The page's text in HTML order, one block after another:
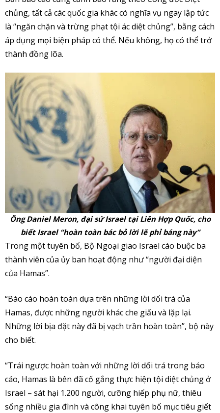
chủng, tất cả các quốc gia khác có nghĩa vụ ngay lập tức
là “ngăn chặn và trừng phạt tội ác diệt chủng”, bằng cách
áp dụng mọi biện pháp có thể. Nếu không, họ có thể trở
thành đồng lõa.
Ông Daniel Meron, đại sứ Israel tại Liên Hợp Quốc, cho
biết Israel “hoàn toàn bác bỏ lời lẽ phỉ báng này”
Trong một tuyên bố, Bộ Ngoại giao Israel cáo buộc ba
thành viên của ủy ban hoạt động như “người đại diện
của Hamas”.
“Báo cáo hoàn toàn dựa trên những lời dối trá của
Hamas, được những người khác che giấu và lặp lại.
Những lời bịa đặt này đã bị vạch trần hoàn toàn”, bộ này
cho biết.
“Trái ngược hoàn toàn với những lời dối trá trong báo
cáo, Hamas là bên đã cố gắng thực hiện tội diệt chủng ở
Israel – sát hại 1.200 người, cưỡng hiếp phụ nữ, thiêu
sống nhiều gia đình và công khai tuyên bố mục tiêu giết